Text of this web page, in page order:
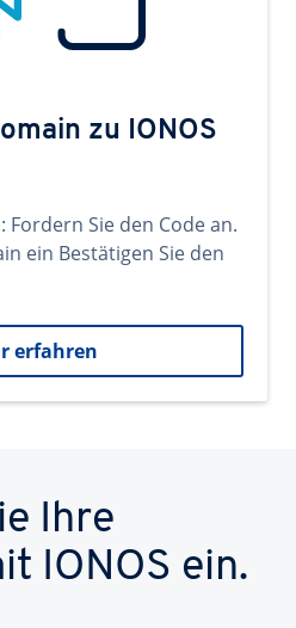
zu IONOS
Fordern Sie den Code an.
ein Bestätigen Sie den
erfahren
Ihre
IONOS ein.